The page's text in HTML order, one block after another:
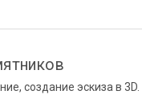
создание эскиза в 3D.